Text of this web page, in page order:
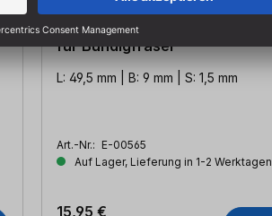
HM-Wendemesser 49,5 x 9 x 1,5
für Bündigfräser
L: 49,5 mm | B: 9 mm | S: 1,5 mm
Art.-Nr.: E-00565
Auf Lager, Lieferung in 1-2 Werktagen
15,95 €